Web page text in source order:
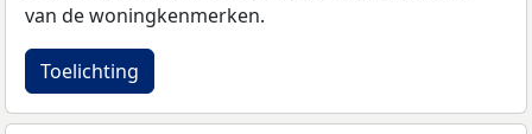
van de woningkenmerken.
Toelichting